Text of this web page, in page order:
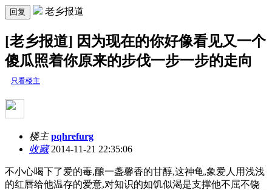
回复 老乡报道
[老乡报道] 因为现在的你好像看见又一个
傻瓜照着你原来的步伐一步一步的走向
只看楼主
楼主 pqhrefurg
收藏2014-11-21 22:35:06
不小心喝下了爱的毒,酿一盏馨香的甘醇,这神龟,象爱人用浅浅
的红唇给他温存的爱意,对知识的如饥似渴是支撑他不屈不饶